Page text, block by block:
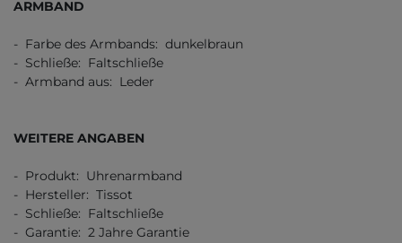
ARMBAND
- Farbe des Armbands: dunkelbraun
- Schließe: Faltschließe
- Armband aus: Leder
WEITERE ANGABEN
- Produkt: Uhrenarmband
- Hersteller: Tissot
- Schließe: Faltschließe
- Garantie: 2 Jahre Garantie